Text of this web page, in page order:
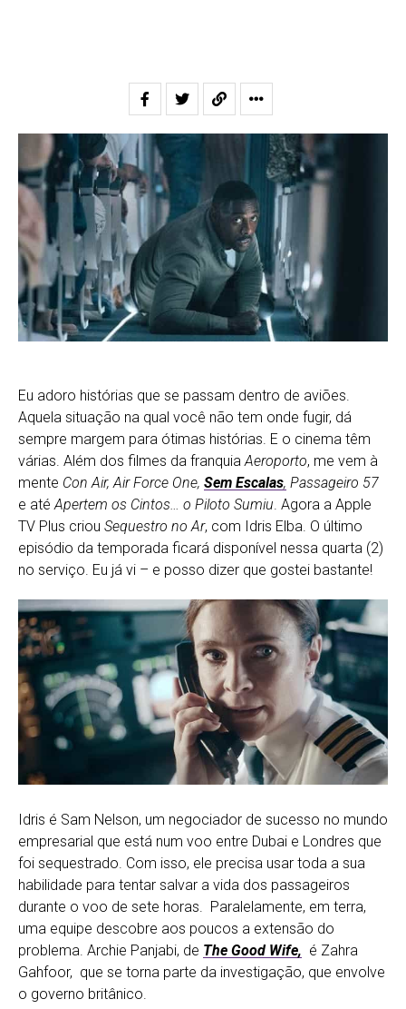
Eu adoro histórias que se passam dentro de aviões.
Aquela situação na qual você não tem onde fugir, dá
sempre margem para ótimas histórias. E o cinema têm
várias. Além dos filmes da franquiaAeroporto, me vem à
mente Con Air, Air Force One, Sem Escalas, Passageiro 57
e atéApertem os Cintos… o Piloto Sumiu. Agora a Apple
TV Plus criou Sequestro no Ar, com Idris Elba. O último
episódio da temporada ficará disponível nessa quarta (2)
no serviço. Eu já vi – e posso dizer que gostei bastante!
Idris é Sam Nelson, um negociador de sucesso no mundo
empresarial que está num voo entre Dubai e Londres que
foi sequestrado. Com isso, ele precisa usar toda a sua
habilidade para tentar salvar a vida dos passageiros
durante o voo de sete horas. Paralelamente, em terra,
uma equipe descobre aos poucos a extensão do
problema. Archie Panjabi, de The Good Wife, é Zahra
Gahfoor, que se torna parte da investigação, que envolve
o governo britânico.